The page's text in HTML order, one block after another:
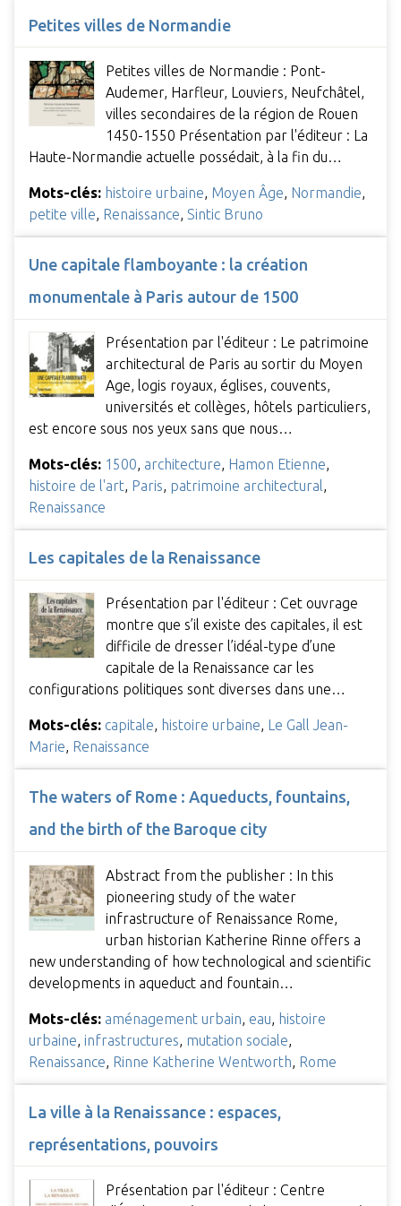
Petites villes de Normandie
Petites villes de Normandie : Pont-
Audemer, Harfleur, Louviers, Neufchâtel,
villes secondaires de la région de Rouen
1450-1550 Présentation par l'éditeur : La
Haute-Normandie actuelle possédait, à la fin du…
Mots-clés: histoire urbaine, Moyen Âge, Normandie,
petite ville, Renaissance, Sintic Bruno
Une capitale flamboyante : la création
monumentale à Paris autour de 1500
Présentation par l'éditeur : Le patrimoine
architectural de Paris au sortir du Moyen
Age, logis royaux, églises, couvents,
universités et collèges, hôtels particuliers,
est encore sous nos yeux sans que nous…
Mots-clés: 1500, architecture, Hamon Etienne,
histoire de l'art, Paris, patrimoine architectural,
Renaissance
Les capitales de la Renaissance
Présentation par l'éditeur : Cet ouvrage
montre que s’il existe des capitales, il est
difficile de dresser l’idéal-type d’une
capitale de la Renaissance car les
configurations politiques sont diverses dans une…
Mots-clés: capitale, histoire urbaine,
Le Gall Jean-
Marie, Renaissance
The waters of Rome : Aqueducts, fountains,
and the birth of the Baroque city
Abstract from the publisher : In this
pioneering study of the water
infrastructure of Renaissance Rome,
urban historian Katherine Rinne offers a
new understanding of how technological and scientific
developments in aqueduct and fountain…
Mots-clés: aménagement urbain eau
histoire
urbaine infrastructures mutation sociale
Renaissance Rinne Katherine Wentworth Rome
La ville à la Renaissance : espaces,
représentations, pouvoirs
Présentation par l'éditeur : Centre